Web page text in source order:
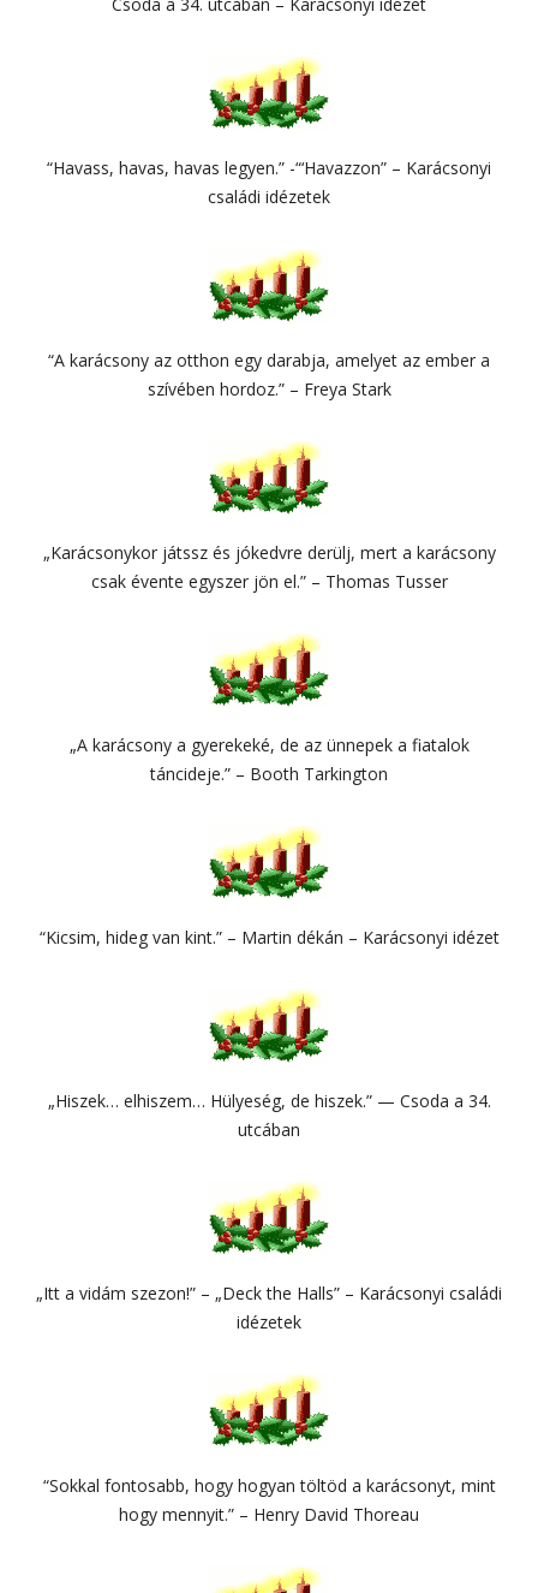
“Havass, havas, havas legyen.” -“‘Havazzon” – Karácsonyi
családi idézetek
“A karácsony az otthon egy darabja, amelyet az ember a
szívében hordoz.” – Freya Stark
„Karácsonykor játssz és jókedvre derülj, mert a karácsony
csak évente egyszer jön el.” – Thomas Tusser
„A karácsony a gyerekeké, de az ünnepek a fiatalok
táncideje.” – Booth Tarkington
“Kicsim, hideg van kint.” – Martin dékán – Karácsonyi idézet
„Hiszek… elhiszem… Hülyeség, de hiszek.” — Csoda a 34.
utcában
„Itt a vidám szezon!” – „Deck the Halls” – Karácsonyi családi
idézetek
“Sokkal fontosabb, hogy hogyan töltöd a karácsonyt, mint
hogy mennyit.” – Henry David Thoreau